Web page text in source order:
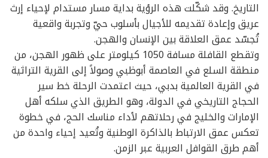
التاريخ. وقد شكّلت هذه الرؤية بداية مسار مستدام لإحياء إرث
عريق وإعادة تقديمه للأجيال بأسلوب حيّ وتجربة واقعية
تُجسّد عمق العلاقة بين الإنسان والهجن.
وتقطع القافلة مسافة 1050 كيلومتر على ظهور الهجن، من
منطقة السلع في العاصمة أبوظبي وصولاً إلى القرية التراثية
في القرية العالمية بدبي، حيث اعتمدت الرحلة خط سير
الحجاج التاريخي في الدولة، وهو الطريق الذي سلكه أهل
الإمارات والخليج في رحلاتهم لأداء مناسك الحج، في خطوة
تعكس عمق الارتباط بالذاكرة الوطنية وتُعيد إحياء واحدة من
أهم طرق القوافل العربية عبر الزمن.